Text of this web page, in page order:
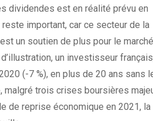
dividendes est en réalité prévu en
important, car ce secteur de la
un soutien de plus pour le
un investisseur
(-7 %), en plus de 20 ans sans
trois crises boursières
de reprise économique en 2021, la